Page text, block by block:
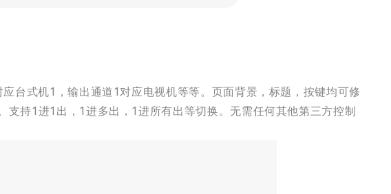
台式机1，输出通道1对应电视机等等。页面背景，标题，按键均可修
持1进1出，1进多出，1进所有出等切换。无需任何其他第三方控制